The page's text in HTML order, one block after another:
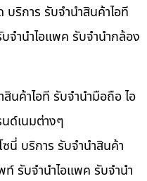
ริการ รับจำนำสินค้าไอที
จำนำไอแพค รับจำนำกล้อง
นค้าไอที รับจำนำมือถือ ไอ
ด์เนมต่างๆ
นี่ บริการ รับจำนำสินค้า
รับจำนำไอแพค รับจำนำ